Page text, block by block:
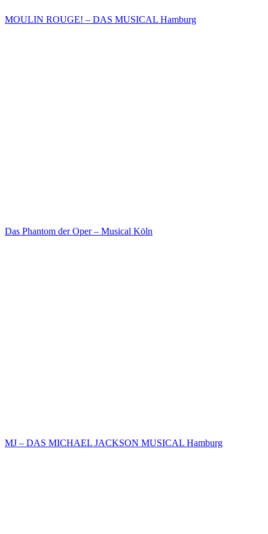
MOULIN ROUGE! – DAS MUSICAL Hamburg
Das Phantom der Oper – Musical Köln
MJ – DAS MICHAEL JACKSON MUSICAL Hamburg